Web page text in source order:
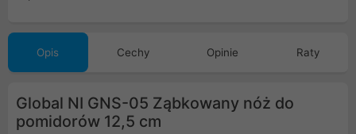
Opis Cechy Opinie Raty
Global NI GNS-05 Ząbkowany nóż do
pomidorów 12,5 cm